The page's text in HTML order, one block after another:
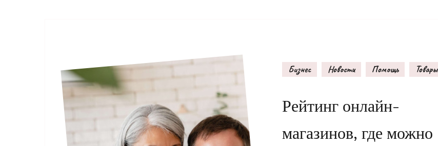
Бизнес Новости Помощь Товары
Рейтинг онлайн-
магазинов, где можно